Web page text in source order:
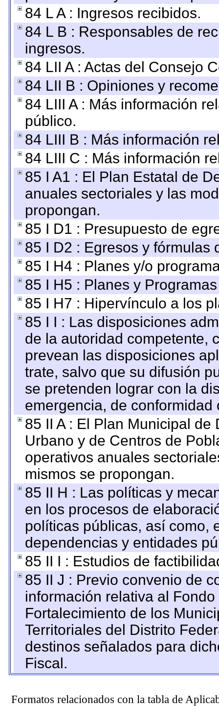
84 L A : Ingresos recibidos.
84 L B : Responsables de
ingresos.
84 LII A : Actas del Consejo
84 LII B : Opiniones y
84 LIII A : Más información
público.
84 LIII B : Más información
84 LIII C : Más información
85 I A1 : El Plan Estatal de
anuales sectoriales y las
propongan.
85 I D1 : Presupuesto de
85 I D2 : Egresos y fórmulas
85 I H4 : Planes y/o
85 I H5 : Planes y
85 I H7 : Hipervínculo a los
85 I I : Las disposiciones
de la autoridad competente,
prevean las disposiciones
trate, salvo que su difusión
se pretenden lograr con la
emergencia, de
85 II A : El Plan Municipal
Urbano y de Centros de
operativos anuales
mismos se propongan.
85 II H : Las políticas y
en los procesos de
políticas públicas, así como,
dependencias y entidades
85 II I : Estudios de
85 II J : Previo convenio de
información relativa al
Fortalecimiento de los
Territoriales del Distrito
destinos señalados para
Fiscal.
Formatos relacionados con la tabla de